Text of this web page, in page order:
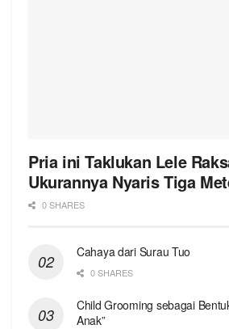
Pria ini Taklukan Lele
Ukurannya Nyaris Tiga
0 SHARES
Cahaya dari Surau Tuo
0 SHARES
Child Grooming sebagai
Anak”